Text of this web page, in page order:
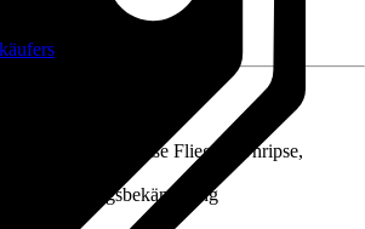
Trauermücken, Weiße Fliegen, Thripse,